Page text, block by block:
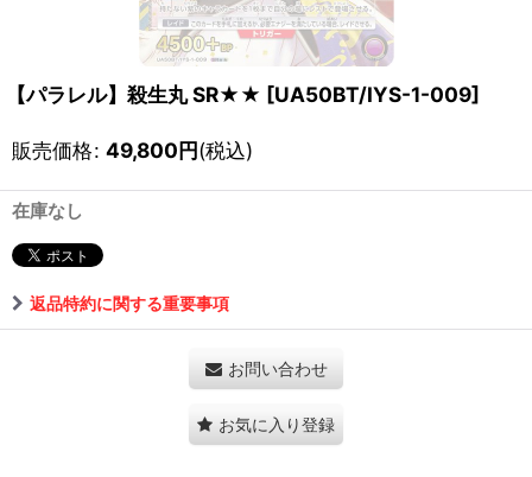
【パラレル】殺生丸 SR★★ [UA50BT/IYS-1-009]
販売価格: 49,800円(税込)
在庫なし
返品特約に関する重要事項
お問い合わせ
お気に入り登録